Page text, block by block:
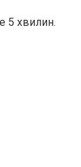
5 хвилин.